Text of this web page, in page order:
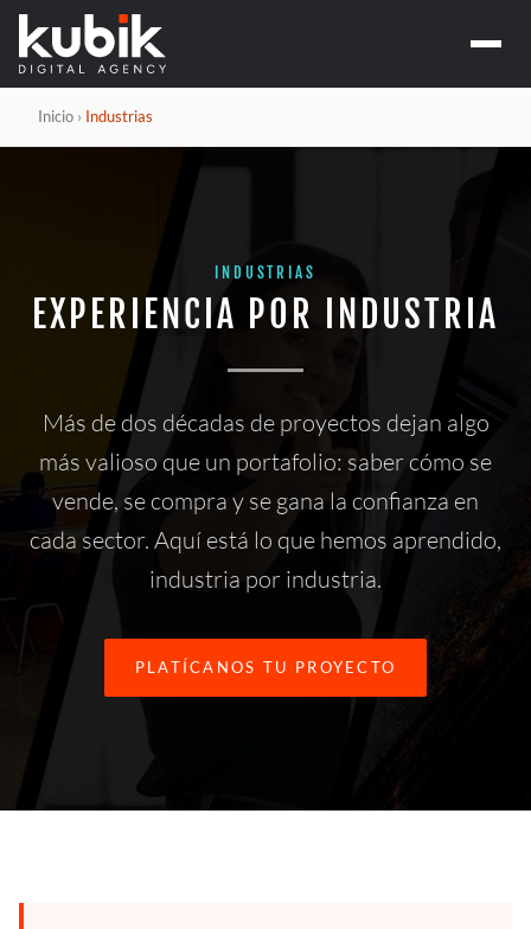
Social media
CAMPAÑAS Y
DESARROLLO
Inicio › Industrias
INDUSTRIAS
EXPERIENCIA POR INDUSTRIA
Más de dos décadas de proyectos dejan algo
más valioso que un portafolio: saber cómo se
vende, se compra y se gana la confianza en
cada sector. Aquí está lo que hemos aprendido,
industria por industria.
PLATÍCANOS TU PROYECTO